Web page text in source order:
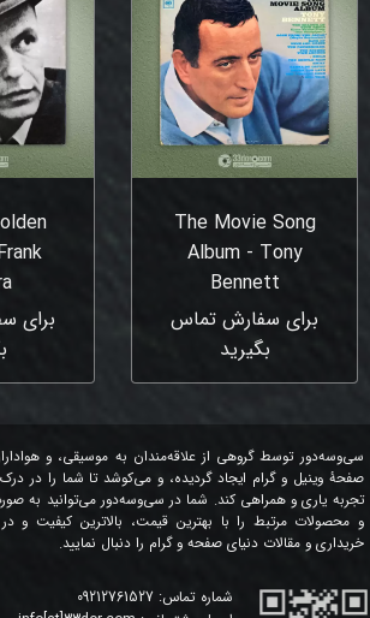
The Movie Song
Album - Tony
Bennett
برای سفارش تماس
بگیرید
برای
شماره تماس: 09212761527
سی‌وسه‌دور توسط گروهی از علاقه‌مندان به موسیقی، و
صفحۀ وینیل و گرام ایجاد گردیده، و می‌کوشد تا شما را در
تجربه یاری و همراهی کند. شما در سی‌وسه‌دور می‌توانید به
و محصولات مرتبط را با بهترین قیمت، بالاترین کیفیت و
خریداری و مقالات دنیای صفحه و گرام را دنبال نمایید.